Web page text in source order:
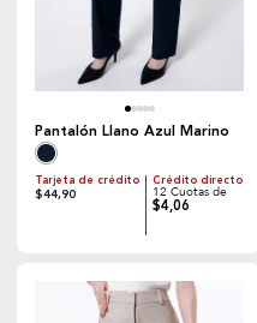
Pantalón Llano Azul Marino
Tarjeta de crédito
$44,90
Crédito directo
12 Cuotas de
$4,06